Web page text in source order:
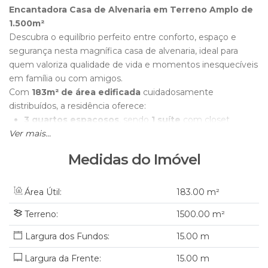
Encantadora Casa de Alvenaria em Terreno Amplo de
1.500m²
Descubra o equilíbrio perfeito entre conforto, espaço e
segurança nesta magnífica casa de alvenaria, ideal para
quem valoriza qualidade de vida e momentos inesquecíveis
em família ou com amigos.
Com 183m² de área edificada cuidadosamente
distribuídos, a residência oferece:
3 quartos espaçosos , sendo 1 suíte com closet
exclusivo, garantindo privacidade e aconchego.
convívio diário.
planejados
— basta preparar suas refeições favoritas.
Área de festascoberta, ideal para confraternizações
inesquecíveis.
segurança para seus veículos.
O grande diferencial fica por conta do
terreno de 1.500m²
Ver mais...
Medidas do Imóvel
Área Útil: 183.00 m²
Terreno: 1500.00 m²
15.00 m
Largura da Frente: 15.00 m